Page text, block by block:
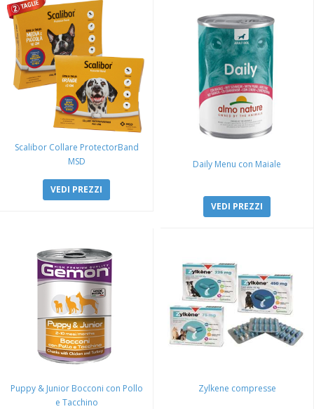
Scalibor Collare ProtectorBand
MSD
VEDI PREZZI
Daily Menu con Maiale
VEDI PREZZI
Puppy & Junior Bocconi con Pollo
e Tacchino
Zylkene compresse